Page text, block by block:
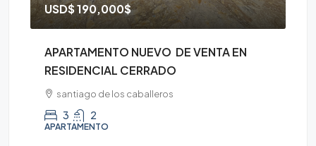
USD$190,000$
APARTAMENTO NUEVO DE VENTA EN
RESIDENCIAL CERRADO
santiago de los caballeros
3 2
APARTAMENTO